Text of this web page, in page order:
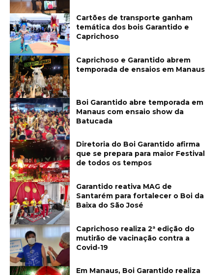
Cartões de transporte ganham
temática dos bois Garantido e
Caprichoso
Caprichoso e Garantido abrem
temporada de ensaios em Manaus
Boi Garantido abre temporada em
Manaus com ensaio show da
Batucada
Diretoria do Boi Garantido afirma
que se prepara para maior Festival
de todos os tempos
Garantido reativa MAG de
Santarém para fortalecer o Boi da
Baixa do São José
Caprichoso realiza 2ª edição do
mutirão de vacinação contra a
Covid-19
Em Manaus, Boi Garantido realiza